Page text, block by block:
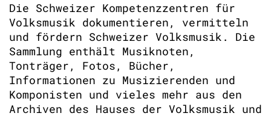
Die Schweizer Kompetenzzentren für
Volksmusik dokumentieren, vermitteln
und fördern Schweizer Volksmusik. Die
Sammlung enthält Musiknoten,
Tonträger, Fotos, Bücher,
Informationen zu Musizierenden und
Komponisten und vieles mehr aus den
Archiven des Hauses der Volksmusik und